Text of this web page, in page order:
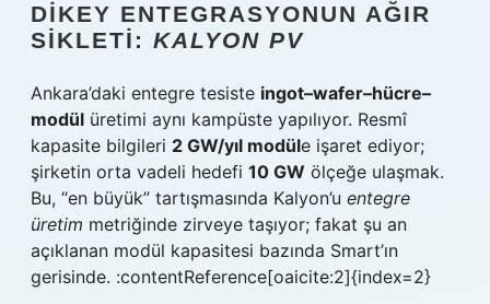
DIKEY ENTEGRASYONUN AĞIR
SIKLETI: KALYON PV
Ankara’daki entegre tesiste ingot–wafer–hücre–
modül üretimi aynı kampüste yapılıyor. Resmî
kapasite bilgileri 2 GW/yıl modüle işaret ediyor;
şirketin orta vadeli hedefi 10 GW ölçeğe ulaşmak.
Bu, “en büyük” tartışmasında Kalyon’u entegre
üretim metriğinde zirveye taşıyor; fakat şu an
açıklanan modül kapasitesi bazında Smart’ın
gerisinde. :contentReference[oaicite:2]{index=2}